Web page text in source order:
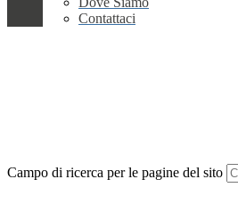
Contattaci
Campo di ricerca per le pagine del sito